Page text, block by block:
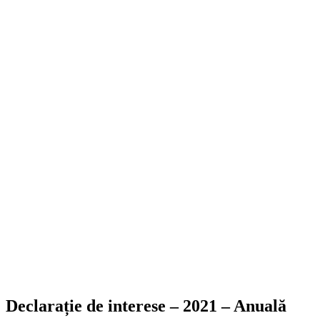
Declarație de interese – 2021 – Anuală